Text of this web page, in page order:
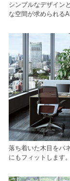
シンプルなデザイン
な空間が求められる
落ち着いた木目をパ
にもフィットします。